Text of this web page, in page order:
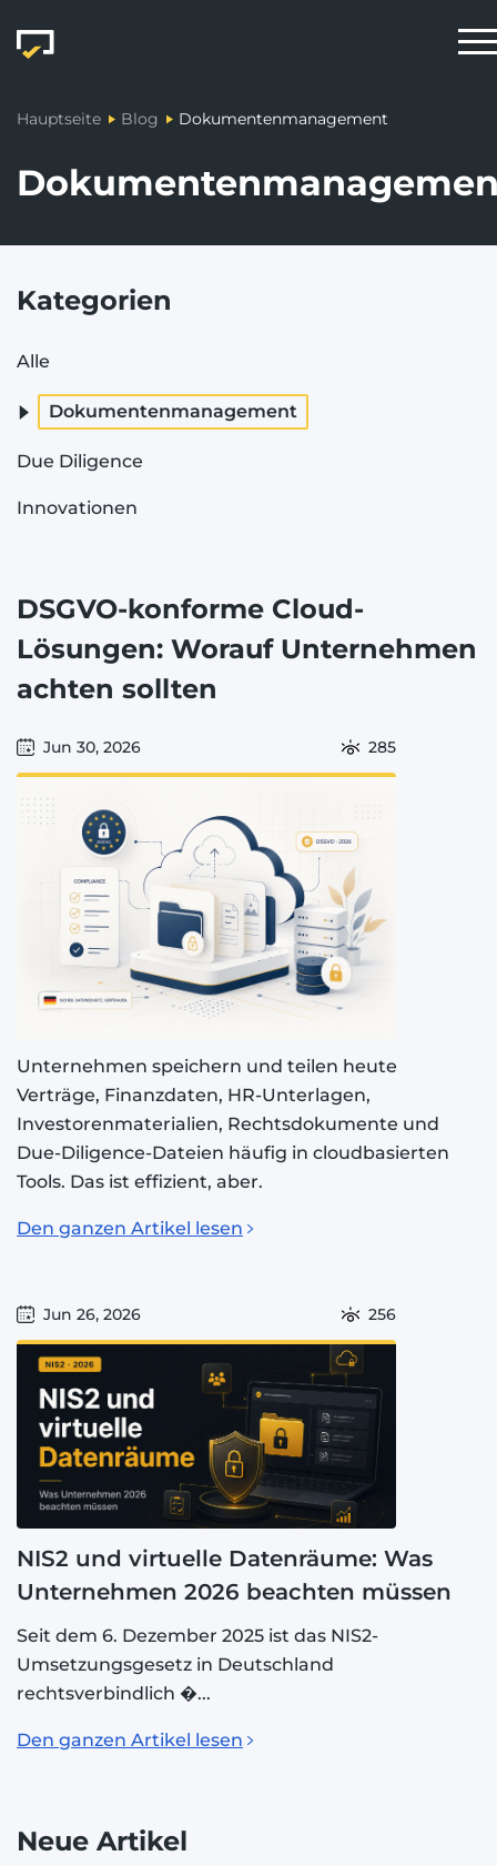
Hauptseite Blog Dokumentenmanagement
Kategorien
Alle
Dokumentenmanagement
Due Diligence
Innovationen
Jun 30, 2026 285
DSGVO-konforme Cloud-
Lösungen: Worauf Unternehmen
achten sollten
Unternehmen speichern und teilen heute
Verträge, Finanzdaten, HR-Unterlagen,
Investorenmaterialien, Rechtsdokumente und
Due-Diligence-Dateien häufig in cloudbasierten
Tools. Das ist effizient, aber.
Den ganzen Artikel lesen
Jun 26, 2026 256
NIS2 und virtuelle Datenräume: Was
Unternehmen 2026 beachten müssen
Seit dem 6. Dezember 2025 ist das NIS2-
Umsetzungsgesetz in Deutschland
rechtsverbindlich �...
Den ganzen Artikel lesen
Neue Artikel